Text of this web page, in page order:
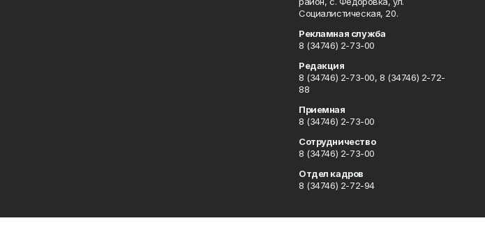
Социалистическая, 20.
Рекламная служба
8 (34746) 2-73-00
Редакция
8 (34746) 2-73-00, 8 (34746) 2-72-
88
Приемная
8 (34746) 2-73-00
Сотрудничество
8 (34746) 2-73-00
Отдел кадров
8 (34746) 2-72-94